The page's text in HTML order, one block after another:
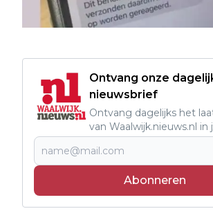
Ontvang onze
nieuwsbrief
Ontvang dagelijks het
van Waalwijk.nieuws.nl in
Abonneren